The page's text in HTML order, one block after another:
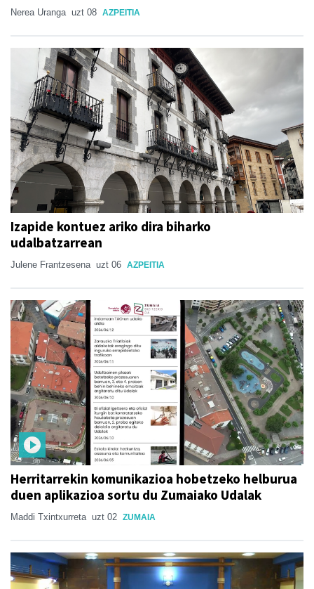
Nerea Uranga uzt 08 AZPEITIA
Izapide kontuez ariko dira biharko
udalbatzarrean
Julene Frantzesena uzt 06 AZPEITIA
Herritarrekin komunikazioa hobetzeko helburua
duen aplikazioa sortu du Zumaiako Udalak
Maddi Txintxurreta uzt 02 ZUMAIA